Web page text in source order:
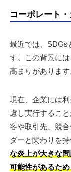
コーポレート
最近では、SDGs
す。この背景に
高まりがあります
現在、企業には
慮し実行するこ
客や取引先、競
ダーと関わりを
な炎上が大きな
可能性があるた